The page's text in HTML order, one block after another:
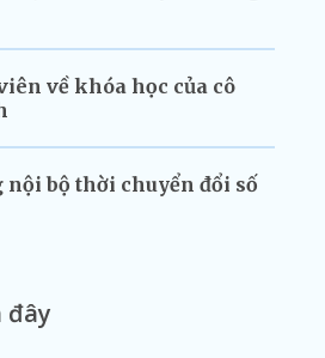
về khóa học của cô
bộ thời chuyển đổi số
đây